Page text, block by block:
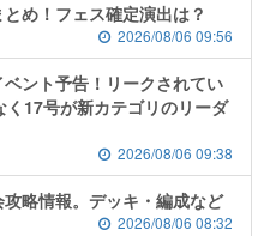
め！フェス確定演出は？
2026/08/06 09:56
ント予告！リークされてい
く17号が新カテゴリのリーダ
2026/08/06 09:38
略情報。デッキ・編成など
2026/08/06 08:32